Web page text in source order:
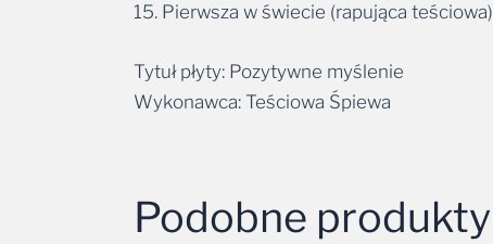
15. Pierwsza w świecie (rapująca teściowa)
Tytuł płyty: Pozytywne myślenie
Wykonawca: Teściowa Śpiewa
Podobne produkty